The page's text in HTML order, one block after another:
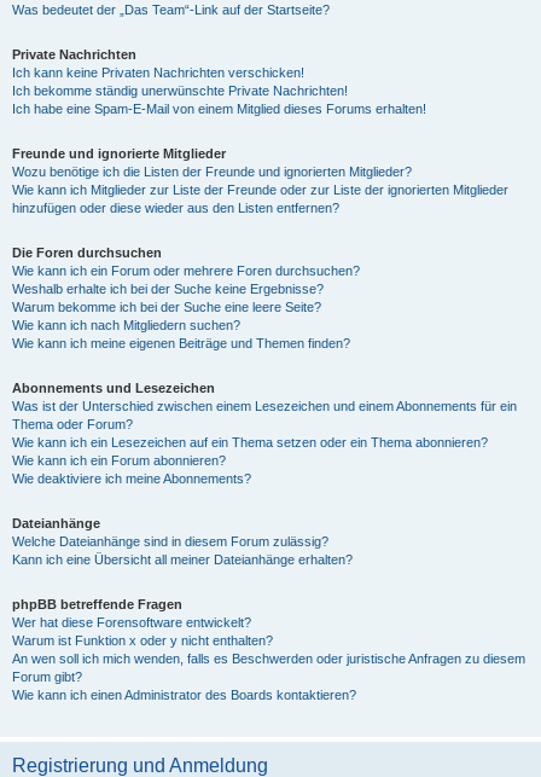
Was bedeutet der „Das Team“-Link auf der Startseite?
Private Nachrichten
Ich kann keine Privaten Nachrichten verschicken!
Ich bekomme ständig unerwünschte Private Nachrichten!
Ich habe eine Spam-E-Mail von einem Mitglied dieses Forums erhalten!
Freunde und ignorierte Mitglieder
Wozu benötige ich die Listen der Freunde und ignorierten Mitglieder?
Wie kann ich Mitglieder zur Liste der Freunde oder zur Liste der ignorierten Mitglieder
hinzufügen oder diese wieder aus den Listen entfernen?
Die Foren durchsuchen
Wie kann ich ein Forum oder mehrere Foren durchsuchen?
Weshalb erhalte ich bei der Suche keine Ergebnisse?
Warum bekomme ich bei der Suche eine leere Seite?
Wie kann ich nach Mitgliedern suchen?
Wie kann ich meine eigenen Beiträge und Themen finden?
Abonnements und Lesezeichen
Was ist der Unterschied zwischen einem Lesezeichen und einem Abonnements für ein
Thema oder Forum?
Wie kann ich ein Lesezeichen auf ein Thema setzen oder ein Thema abonnieren?
Wie kann ich ein Forum abonnieren?
Wie deaktiviere ich meine Abonnements?
Dateianhänge
Welche Dateianhänge sind in diesem Forum zulässig?
Kann ich eine Übersicht all meiner Dateianhänge erhalten?
phpBB betreffende Fragen
Wer hat diese Forensoftware entwickelt?
Warum ist Funktion x oder y nicht enthalten?
An wen soll ich mich wenden, falls es Beschwerden oder juristische Anfragen zu diesem
Forum gibt?
Wie kann ich einen Administrator des Boards kontaktieren?
Registrierung und Anmeldung